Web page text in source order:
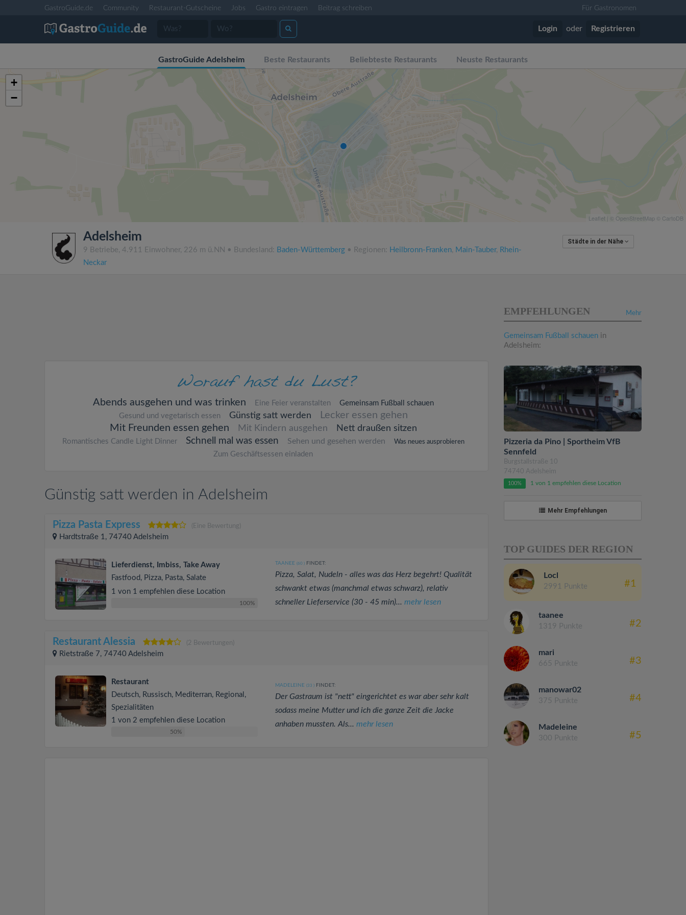
GastroGuide.de Community Restaurant-Gutscheine Jobs Gastro eintragen Beitrag schreiben Für Gastronomen
Login oder Registrieren
GastroGuide Adelsheim Beste Restaurants Beliebteste Restaurants Neuste Restaurants
+
−
Leaflet | © OpenStreetMap © CartoDB
Adelsheim
9 Betriebe, 4.911 Einwohner, 226 m ü.NN • Bundesland: Baden-Württemberg • Regionen: Heilbronn-Franken, Main-Tauber, Rhein-
Neckar
Städte in der Nähe
Abends ausgehen und was trinken Eine Feier veranstalten
Gemeinsam Fußball schauen
Gesund und vegetarisch essen
Günstig satt werden
Lecker essen gehen
Mit Freunden essen gehen
Mit Kindern ausgehen Nett draußen sitzen
Romantisches Candle Light Dinner Schnell mal was essen Sehen und gesehen werden Was neues ausprobieren
Zum Geschäftsessen einladen
Günstig satt werden in Adelsheim
Pizza Pasta Express (Eine Bewertung)
Hardtstraße 1, 74740 Adelsheim
Lieferdienst, Imbiss, Take Away
Fastfood, Pizza, Pasta, Salate
1 von 1 empfehlen diese Location
100%
TAANEE (60 )FINDET:
Pizza, Salat, Nudeln - alles was das Herz begehrt! Qualität
schwankt etwas (manchmal etwas schwarz), relativ
schneller Lieferservice (30 - 45 min)... mehr lesen
Restaurant Alessia (2 Bewertungen)
Rietstraße 7, 74740 Adelsheim
Restaurant
Deutsch, Russisch, Mediterran, Regional,
Spezialitäten
1 von 2 empfehlen diese Location
50%
MADELEINE (33 )FINDET:
Der Gastraum ist "nett" eingerichtet es war aber sehr kalt
sodass meine Mutter und ich die ganze Zeit die Jacke
anhaben mussten. Als... mehr lesen
Mehr
EMPFEHLUNGEN
Gemeinsam Fußball schauen in
Adelsheim:
Pizzeria da Pino | Sportheim VfB
Sennfeld
Burgstallstraße 10
74740 Adelsheim
100% 1 von 1 empfehlen diese Location
Mehr Empfehlungen
TOP GUIDES DER REGION
Locl
2991 Punkte #1
taanee
1319 Punkte #2
mari
665 Punkte #3
manowar02
375 Punkte #4
Madeleine
300 Punkte #5